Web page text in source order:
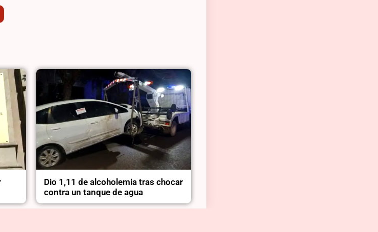
Dio 1,11 de alcoholemia tras chocar
contra un tanque de agua